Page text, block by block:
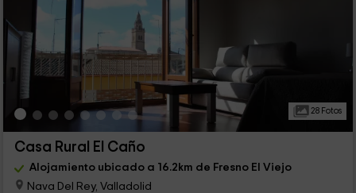
28 Fotos
Casa Rural El Caño
Alojamiento ubicado a 16.2km de Fresno El Viejo
Nava Del Rey, Valladolid